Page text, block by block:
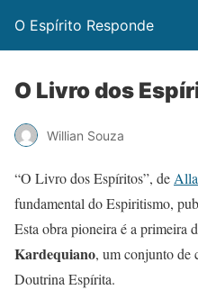
O Espírito Responde
O Livro dos
Willian Souza
“O Livro dos Espíritos”, de
fundamental do Espiritismo,
Esta obra pioneira é a primeira
Kardequiano, um conjunto de
Doutrina Espírita.